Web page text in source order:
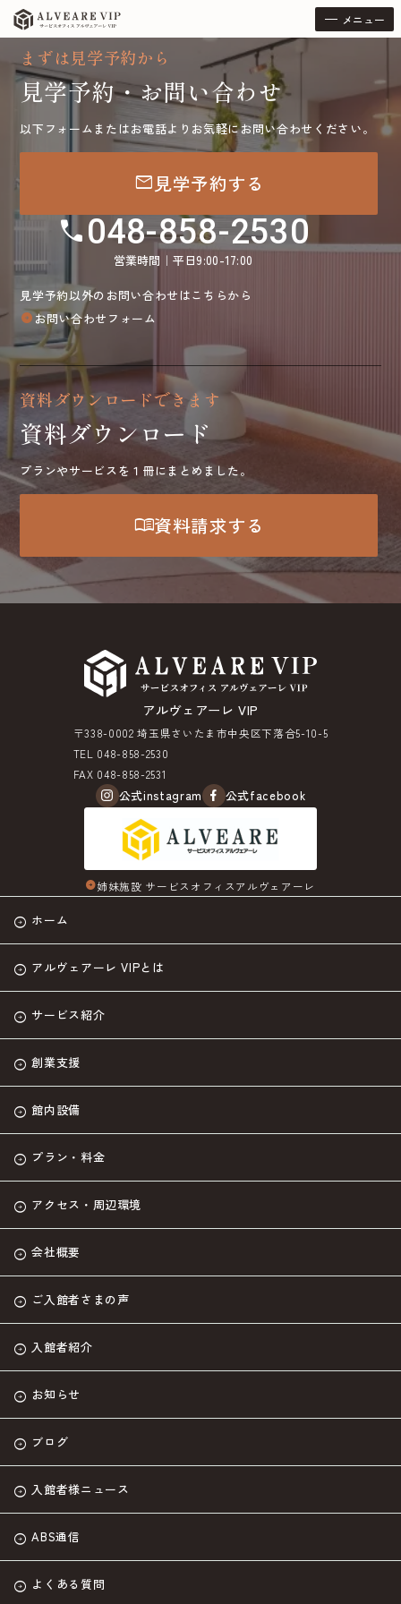
メニュー
まずは見学予約から
見学予約・お問い合わせ
以下フォームまたはお電話よりお気軽にお問い合わせください。
mail見学予約する
call048-858-2530
営業時間｜平日9:00-17:00
見学予約以外のお問い合わせはこちらから
arrow_circle_rightお問い合わせフォーム
資料ダウンロードできます
資料ダウンロード
プランやサービスを１冊にまとめました。
menu_book資料請求する
アルヴェアーレ VIP
〒338-0002 埼玉県さいたま市中央区下落合5-10-5
TEL 048-858-2530
FAX 048-858-2531
公式instagram 公式facebook
arrow_circle_right姉妹施設 サービスオフィスアルヴェアーレ
ホーム
アルヴェアーレ VIPとは
サービス紹介
創業支援
館内設備
プラン・料金
アクセス・周辺環境
会社概要
ご入館者さまの声
入館者紹介
お知らせ
ブログ
入館者様ニュース
ABS通信
よくある質問